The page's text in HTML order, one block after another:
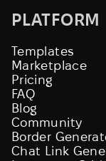
PLATFORM
Templates
Marketplace
Pricing
FAQ
Blog
Community
Border
Chat Link